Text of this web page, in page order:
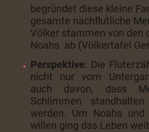
begründet diese kleine
gesamte nachflutliche
Völker stammen von den
Noahs ab (Völkertafel
Perspektive: Die
nicht nur vom
auch davon, dass
Schlimmen
werden. Um Noahs
willen ging das Leben